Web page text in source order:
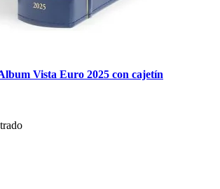
Vista Euro 2025 con cajetín